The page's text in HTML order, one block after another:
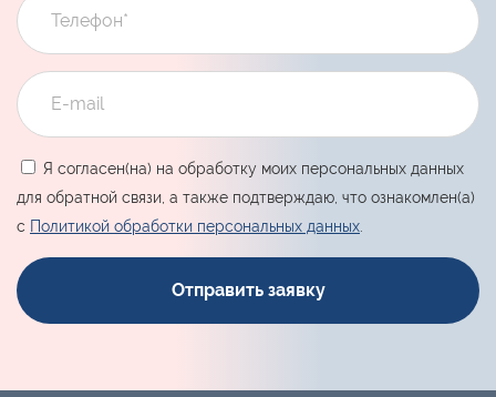
Я согласен(на) на обработку моих персональных данных
для обратной связи, а также подтверждаю, что ознакомлен(а)
с Политикой обработки персональных данных